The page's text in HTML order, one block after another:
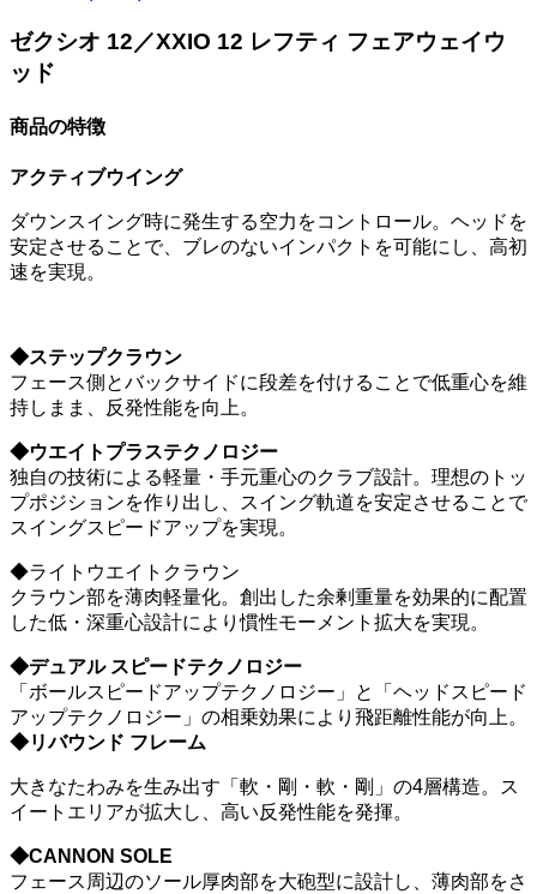
ゼクシオ 12／XXIO 12 レフティ フェアウェイウ
ッド
商品の特徴
アクティブウイング
ダウンスイング時に発生する空力をコントロール。ヘッドを
安定させることで、ブレのないインパクトを可能にし、高初
速を実現。
◆ステップクラウン
フェース側とバックサイドに段差を付けることで低重心を維
持しまま、反発性能を向上。
◆ウエイトプラステクノロジー
独自の技術による軽量・手元重心のクラブ設計。理想のトッ
プポジションを作り出し、スイング軌道を安定させることで
スイングスピードアップを実現。
◆ライトウエイトクラウン
クラウン部を薄肉軽量化。創出した余剰重量を効果的に配置
した低・深重心設計により慣性モーメント拡大を実現。
◆デュアル スピードテクノロジー
「ボールスピードアップテクノロジー」と「ヘッドスピード
アップテクノロジー」の相乗効果により飛距離性能が向上。
◆リバウンド フレーム
大きなたわみを生み出す「軟・剛・軟・剛」の4層構造。ス
イートエリアが拡大し、高い反発性能を発揮。
◆CANNON SOLE
フェース周辺のソール厚肉部を大砲型に設計し、薄肉部をさ